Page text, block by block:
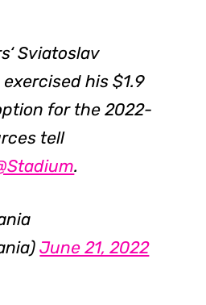
Sviatoslav
his $1.9
for the 2022-
tell
.
June 21, 2022